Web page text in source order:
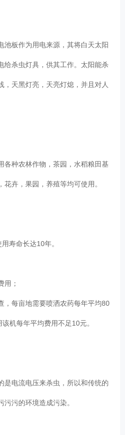
池板作为用电来源，其将白天太阳
给杀虫灯具，供其工作。太阳能杀
，天黑灯亮，天亮灯熄，并且对人
各种农林作物，茶园，水稻粮田基
花卉，果园，养殖等均可使用。
寿命长达10年。
用；
，每亩地需要喷洒农药每年平均80
机每年平均费用不足10元。
是电流电压来杀虫，所以和传统的
污污的环境造成污染。